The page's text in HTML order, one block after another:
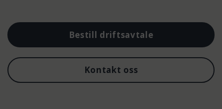
Bestill driftsavtale
Kontakt oss